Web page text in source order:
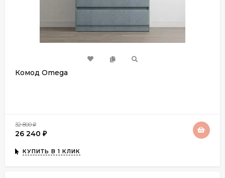
Комод Omega
32 800₽
26 240 ₽
КУПИТЬ В 1 КЛИК